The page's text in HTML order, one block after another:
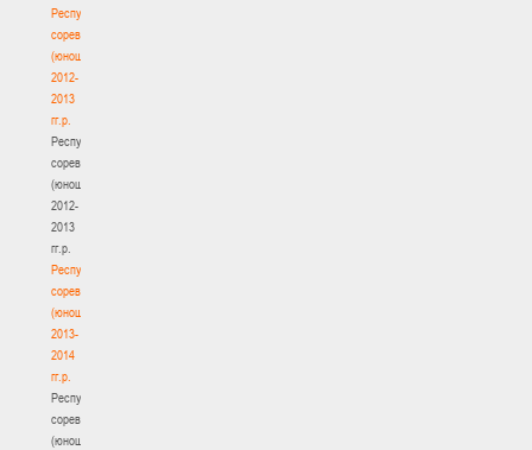
Республиканские
соревнования
(юноши)
2012-
2013
гг.р.
Республиканские
соревнования
(юноши)
2012-
2013
гг.р.
Республиканские
соревнования
(юноши)
2013-
2014
гг.р.
Республиканские
соревнования
(юноши)